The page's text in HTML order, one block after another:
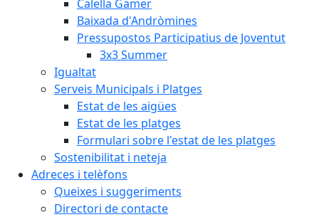
Calella Gamer
Baixada d'Andròmines
Pressupostos Participatius de Joventut
3x3 Summer
Igualtat
Serveis Municipals i Platges
Estat de les aigües
Estat de les platges
Formulari sobre l'estat de les platges
Sostenibilitat i neteja
Adreces i telèfons
Queixes i suggeriments
Directori de contacte